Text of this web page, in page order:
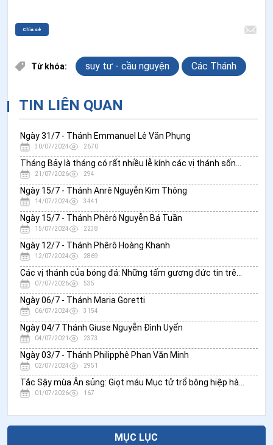
Chia sẻ
Từ khóa: suy tư - cầu nguyện Các Thánh
TIN LIÊN QUAN
Ngày 31/7 - Thánh Emmanuel Lê Văn Phụng
30/07/2024 2670
21/07/2026 294
Ngày 15/7 - Thánh Anrê Nguyễn Kim Thông
14/07/2024 3441
Ngày 15/7 - Thánh Phêrô Nguyễn Bá Tuần
15/07/2024 2238
Ngày 12/7 - Thánh Phêrô Hoàng Khanh
12/07/2024 2869
07/07/2026 535
Ngày 06/7 - Thánh Maria Goretti
06/07/2024 3154
Ngày 04/7 Thánh Giuse Nguyễn Đình Uyển
04/07/2021 2373
Ngày 03/7 - Thánh Philipphê Phan Văn Minh
02/07/2024 2951
01/07/2026 167
MỤC LỤC